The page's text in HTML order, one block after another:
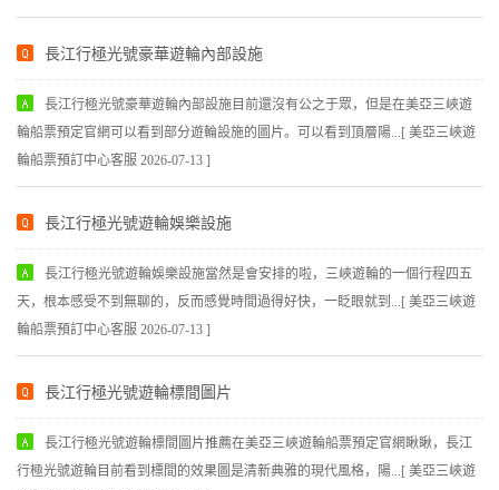
長江行極光號豪華遊輪內部設施
長江行極光號豪華遊輪內部設施目前還沒有公之于眾，但是在美亞三峽遊
輪船票預定官網可以看到部分遊輪設施的圖片。可以看到頂層陽...[ 美亞三峽遊
輪船票預訂中心客服 2026-07-13 ]
長江行極光號遊輪娛樂設施
長江行極光號遊輪娛樂設施當然是會安排的啦，三峽遊輪的一個行程四五
天，根本感受不到無聊的，反而感覺時間過得好快，一眨眼就到...[ 美亞三峽遊
輪船票預訂中心客服 2026-07-13 ]
長江行極光號遊輪標間圖片
長江行極光號遊輪標間圖片推薦在美亞三峽遊輪船票預定官網瞅瞅，長江
行極光號遊輪目前看到標間的效果圖是清新典雅的現代風格，陽...[ 美亞三峽遊